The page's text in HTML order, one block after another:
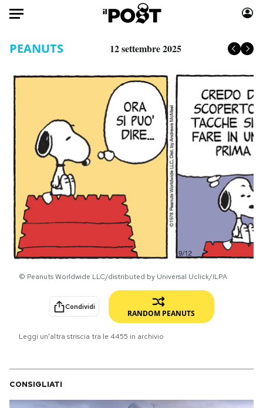
Politica
Tecnologia
Internet
Scienza
Cultura
Moda
Libri
Consumismi
Storie/Idee
Ok Boomer!
Media
Europa
Altrecose
Mondiali calcio 2026
SHOP
PEANUTS 12 settembre 2025
© Peanuts Worldwide LLC/distributed by Universal Uclick/ILPA
Condividi
RANDOM PEANUTS
Leggi un'altra striscia tra le 4455 in archivio
CONSIGLIATI